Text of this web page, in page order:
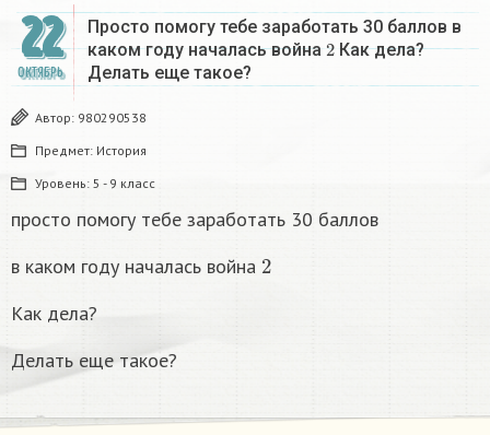
22
ОКТЯБРЬ
Просто помогу тебе заработать 30 баллов в
каком году началась война 2 Как дела?
Делать еще такое?​
Автор: 980290538
Предмет: История
Уровень: 5 - 9 класс
просто помогу тебе заработать 30 баллов
в каком году началась война 2
Как дела?
Делать еще такое?​